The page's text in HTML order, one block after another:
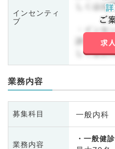
インセンティ
ブ
しくはお
・インセ
詳しくは
しくはお
業務内容
募集科目 一般内科
業務内容
一般健